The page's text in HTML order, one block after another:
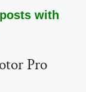
with
Pro